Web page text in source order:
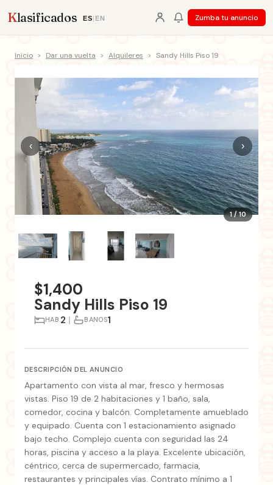
Klasificados ES| EN Zumba tu anuncio
Inicio > Dar una vuelta > Alquileres > Sandy Hills Piso 19
1 / 10
‹ ›
$1,400
Sandy Hills Piso 19
HAB.2 | BANOS1
DESCRIPCIÓN DEL ANUNCIO
Apartamento con vista al mar, fresco y hermosas
vistas. Piso 19 de 2 habitaciones y 1 baño, sala,
comedor, cocina y balcón. Completamente amueblado
y equipado. Cuenta con 1 estacionamiento asignado
bajo techo. Complejo cuenta con seguridad las 24
horas, piscina y acceso a la playa. Excelente ubicación,
céntrico, cerca de supermercado, farmacia,
restaurantes y principales vías. Contrato mínimo a 1